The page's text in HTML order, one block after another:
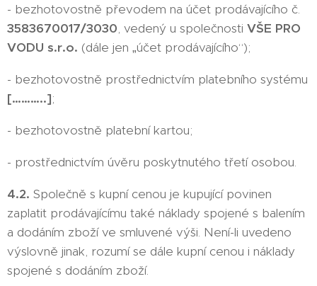
- bezhotovostně převodem na účet prodávajícího č.
3583670017/3030, vedený u společnosti VŠE PRO
VODU s.r.o. (dále jen „účet prodávajícího“);
- bezhotovostně prostřednictvím platebního systému
[………..];
- bezhotovostně platební kartou;
- prostřednictvím úvěru poskytnutého třetí osobou.
4.2. Společně s kupní cenou je kupující povinen
zaplatit prodávajícímu také náklady spojené s balením
a dodáním zboží ve smluvené výši. Není-li uvedeno
výslovně jinak, rozumí se dále kupní cenou i náklady
spojené s dodáním zboží.